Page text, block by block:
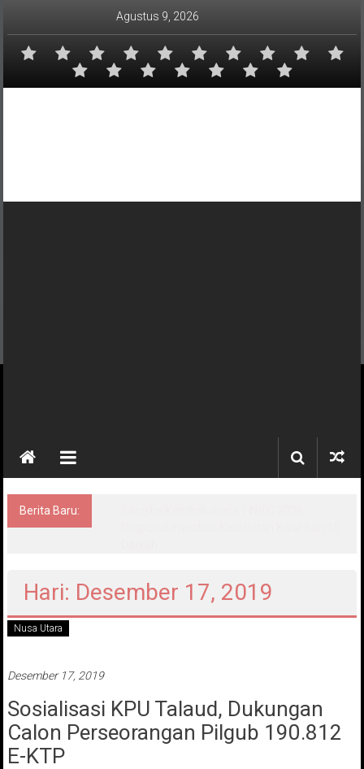
Agustus 9, 2026
Berita Baru:
Hari: Desember 17, 2019
Nusa Utara
Desember 17, 2019
Sosialisasi KPU Talaud, Dukungan
Calon Perseorangan Pilgub 190.812
E-KTP